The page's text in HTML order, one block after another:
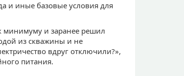
и иные базовые условия для
минимуму и заранее решил
из скважины и не
вдруг отключили?»,
питания.